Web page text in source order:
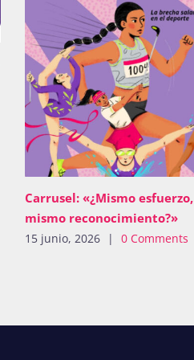
Carrusel: «¿Mismo esfuerzo,
mismo reconocimiento?»
15 junio, 2026 | 0 Comments